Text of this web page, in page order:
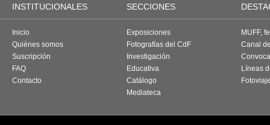
INSTITUCIONALES SECCIONES
Inicio
Quiénes somos
Suscripción
FAQ
Contacto
Exposiciones
Fotografías del CdF
Investigación
Educativa
Catálogo
Mediateca
MUFF,
Canal
Líneas